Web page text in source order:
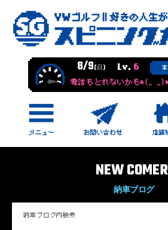
8/9(日) Lv. 6
電話もとれないかもm(_ _)m
NEW
納車ブログ